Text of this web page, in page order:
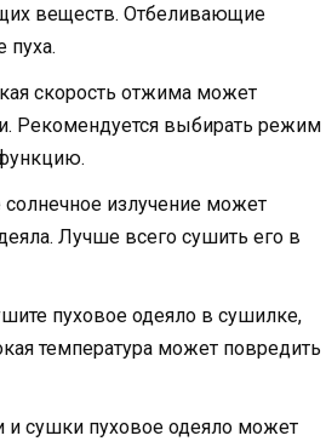
веществ. Отбеливающие
пуха.
скорость отжима может
Рекомендуется выбирать режим
излучение может
Лучше всего сушить его в
пуховое одеяло в сушилке,
температура может повредить
и сушки пуховое одеяло может